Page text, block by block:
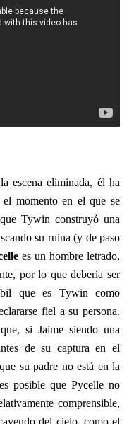
escena eliminada, él ha
momento en el que se
Tywin construyó una
su ruina (y de paso
es un hombre letrado,
por lo que debería ser
que es Tywin como
fiel a su persona.
si Jaime siendo una
de su captura en el
su padre no está en la
posible que Pycelle no
comprensible,
del cielo, como el